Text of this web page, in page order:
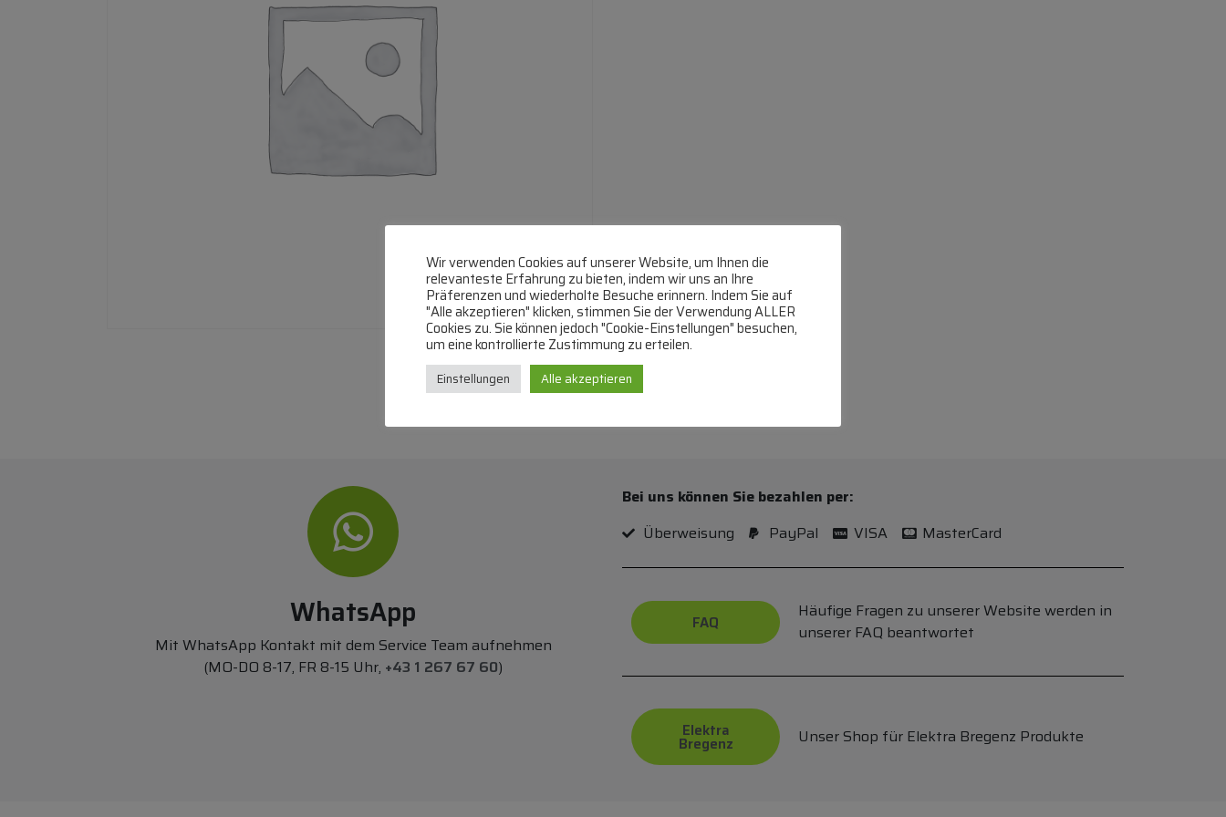
WhatsApp
Mit WhatsApp Kontakt mit dem Service Team aufnehmen
(MO-DO 8-17, FR 8-15 Uhr, +43 1 267 67 60)
Bei uns können Sie bezahlen per:
Überweisung
PayPal VISA MasterCard
FAQ
Häufige Fragen zu unserer Website werden in
unserer FAQ beantwortet
Elektra
Bregenz Unser Shop für Elektra Bregenz Produkte
Wir verwenden Cookies auf unserer Website, um Ihnen die
relevanteste Erfahrung zu bieten, indem wir uns an Ihre
Präferenzen und wiederholte Besuche erinnern. Indem Sie auf
"Alle akzeptieren" klicken, stimmen Sie der Verwendung ALLER
Cookies zu. Sie können jedoch "Cookie-Einstellungen" besuchen,
um eine kontrollierte Zustimmung zu erteilen.
Einstellungen Alle akzeptieren